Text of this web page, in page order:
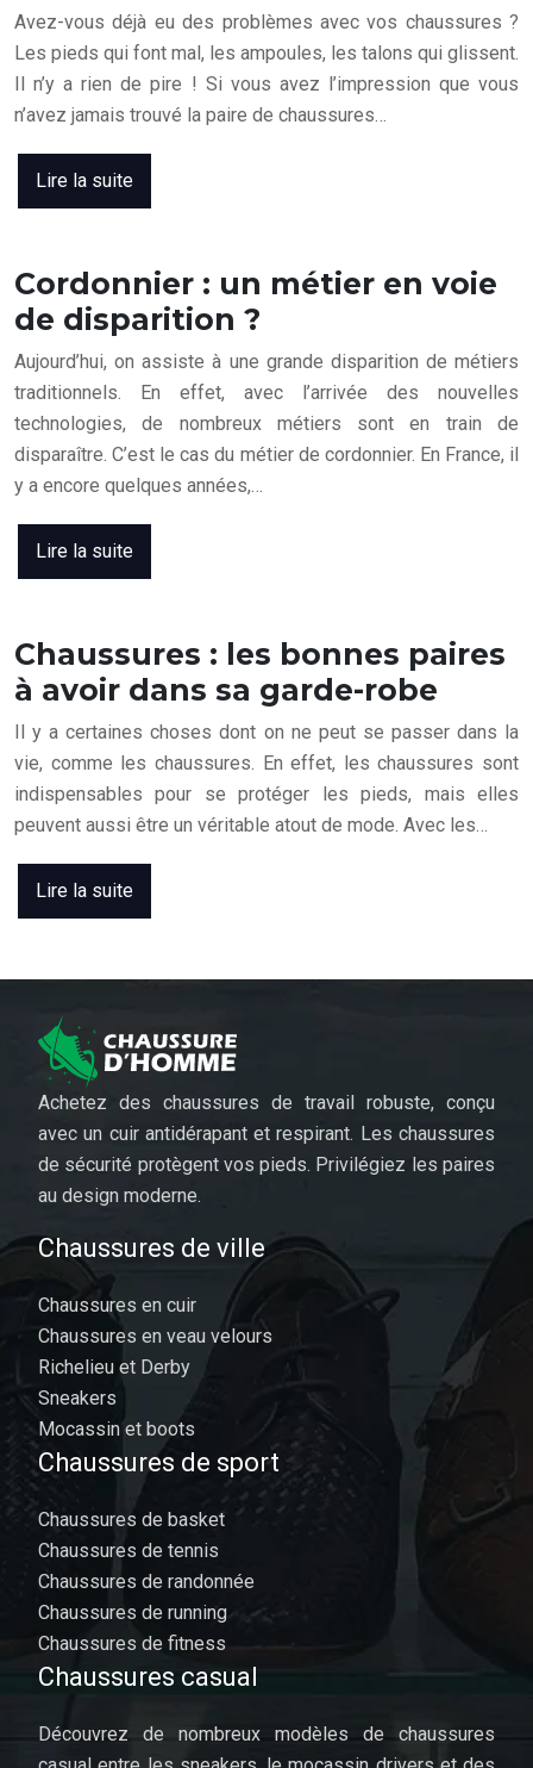
Avez-vous déjà eu des problèmes avec vos chaussures ?
Les pieds qui font mal, les ampoules, les talons qui glissent.
Il n’y a rien de pire ! Si vous avez l’impression que vous
n’avez jamais trouvé la paire de chaussures…
Lire la suite
Cordonnier : un métier en voie
de disparition ?
Aujourd’hui, on assiste à une grande disparition de métiers
traditionnels. En effet, avec l’arrivée des nouvelles
technologies, de nombreux métiers sont en train de
disparaître. C’est le cas du métier de cordonnier. En France, il
y a encore quelques années,…
Lire la suite
Chaussures : les bonnes paires
à avoir dans sa garde-robe
Il y a certaines choses dont on ne peut se passer dans la
vie, comme les chaussures. En effet, les chaussures sont
indispensables pour se protéger les pieds, mais elles
peuvent aussi être un véritable atout de mode. Avec les…
Lire la suite
Achetez des chaussures de travail robuste, conçu
avec un cuir antidérapant et respirant. Les chaussures
de sécurité protègent vos pieds. Privilégiez les paires
au design moderne.
Chaussures de ville
Chaussures en cuir
Chaussures en veau velours
Richelieu et Derby
Sneakers
Mocassin et boots
Chaussures de sport
Chaussures de basket
Chaussures de tennis
Chaussures de randonnée
Chaussures de running
Chaussures de fitness
Chaussures casual
Découvrez de nombreux modèles de chaussures